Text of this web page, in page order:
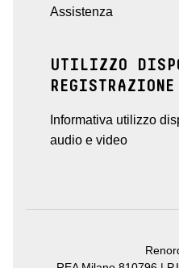
Assistenza
UTILIZZO
REGISTRAZIONE
Informativa utilizzo
audio e video